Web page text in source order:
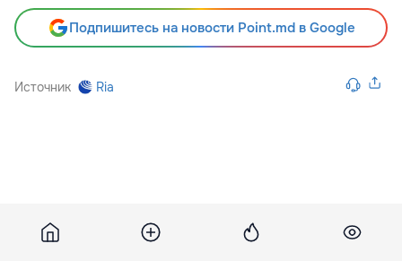
Подпишитесь на новости Point.md в Google
Источник Ria